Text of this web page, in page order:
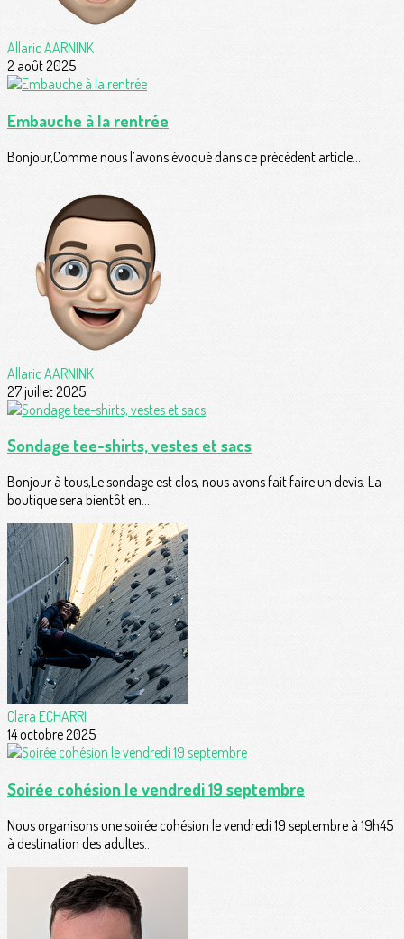
Allaric AARNINK
2 août 2025
Embauche à la rentrée
Bonjour,Comme nous l’avons évoqué dans ce précédent article...
Allaric AARNINK
27 juillet 2025
Sondage tee-shirts, vestes et sacs
Bonjour à tous,Le sondage est clos, nous avons fait faire un devis. La
boutique sera bientôt en...
Clara ECHARRI
14 octobre 2025
Soirée cohésion le vendredi 19 septembre
Nous organisons une soirée cohésion le vendredi 19 septembre à 19h45
à destination des adultes...